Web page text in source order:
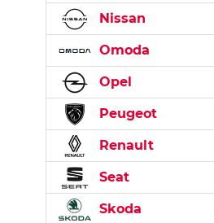
Nissan
Omoda
Opel
Peugeot
Renault
Seat
Skoda